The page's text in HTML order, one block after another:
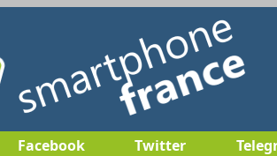
Facebook Twitter